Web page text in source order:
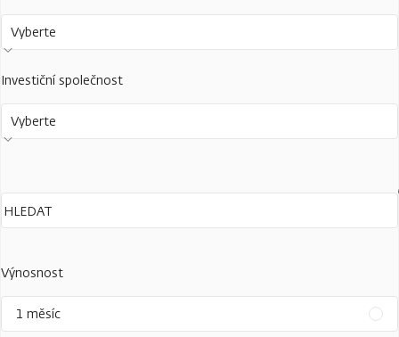
Vyberte
Investiční společnost
Vyberte
Výnosnost
1 měsíc